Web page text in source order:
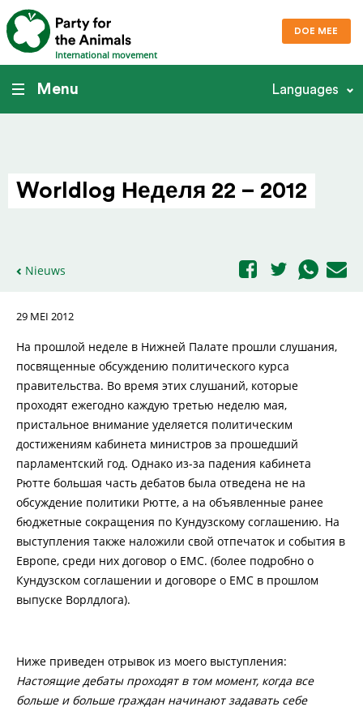
International movement
DOE MEE
Menu Languages
Worldlog Неделя 22 – 2012
Nieuws
29 MEI 2012
На прошлой неделе в Нижней Палате прошли слушания,
посвященные обсуждению политического курса
правительства. Во время этих слушаний, которые
проходят ежегодно каждую третью неделю мая,
пристальное внимание уделяется политическим
достижениям кабинета министров за прошедший
парламентский год. Однако из-за падения кабинета
Рютте большая часть дебатов была отведена не на
обсуждение политики Рютте, а на объявленные ранее
бюджетные сокращения по Кундузскому соглашению. На
выступления также наложили свой отпечаток и события в
Европе, среди них договор о ЕМС. (более подробно о
Кундузском соглашении и договоре о ЕМС в прошлом
выпуске Ворлдлога).
Ниже приведен отрывок из моего выступления:
Настоящие дебаты проходят в том момент, когда все
больше и больше граждан начинают задавать себе